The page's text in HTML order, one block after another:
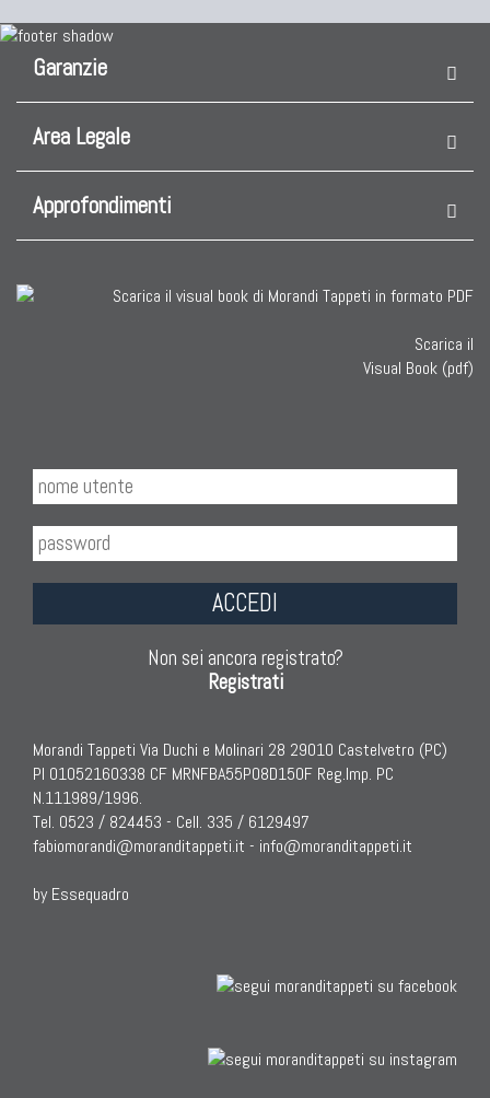
Garanzie
Area Legale
Approfondimenti
Scarica il
Visual Book (pdf)
ACCEDI
Non sei ancora registrato?
Registrati
Morandi Tappeti Via Duchi e Molinari 28 29010 Castelvetro (PC)
PI 01052160338 CF MRNFBA55P08D150F Reg.Imp. PC
N.111989/1996.
Tel. 0523 / 824453 - Cell. 335 / 6129497
fabiomorandi@moranditappeti.it - info@moranditappeti.it
by Essequadro